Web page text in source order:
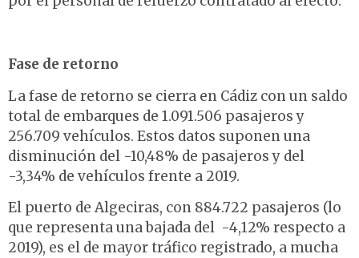
Fase de retorno
La fase de retorno se cierra en Cádiz con un saldo
total de embarques de 1.091.506 pasajeros y
256.709 vehículos. Estos datos suponen una
disminución del -10,48% de pasajeros y del
-3,34% de vehículos frente a 2019.
El puerto de Algeciras, con 884.722 pasajeros (lo
que representa una bajada del -4,12% respecto a
2019), es el de mayor tráfico registrado, a mucha